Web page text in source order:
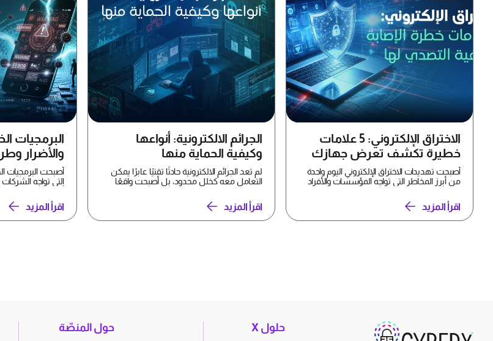
الاختراق الإلكتروني: 5 علامات
خطيرة تكشف تعرض جهازك
للاختراق وكيفية التصدي له
أصبحت تهديدات الاختراق الإلكتروني اليوم واحدة
من أبرز المخاطر التي تواجه المؤسسات والأفراد
اقرأ المزيد
الجرائم الالكترونية: أنواعها
وكيفية الحماية منها
لم تعد الجرائم الالكترونية حادثًا تقنيًا عابرًا يمكن
التعامل معه كخلل محدود، بل أصبحت واقعًا
اقرأ المزيد
البرمجيات
والأضرار
أصبحت البرمجيات
التي تواجه
اقرأ المزيد
حلول X حول المنصّة